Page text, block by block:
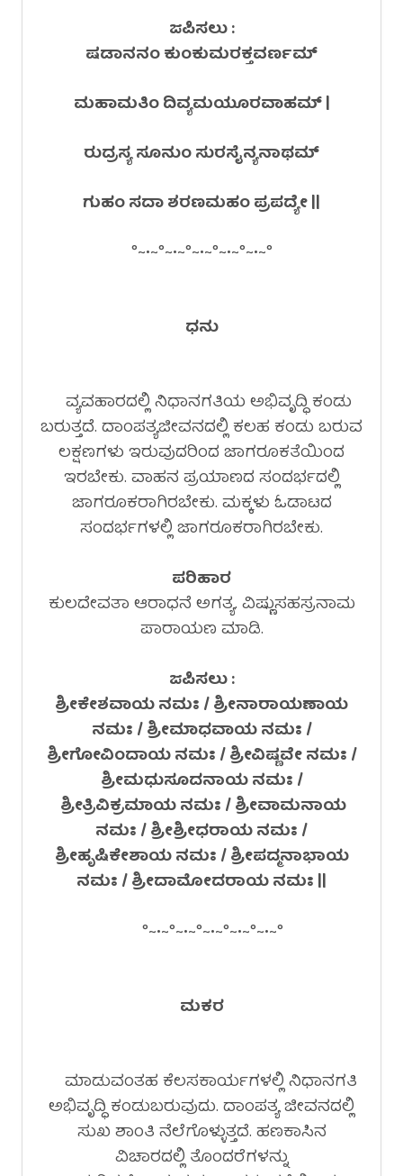
ಜಪಿಸಲು :
ಷಡಾನನಂ ಕುಂಕುಮರಕ್ತವರ್ಣಮ್
ಮಹಾಮತಿಂ ದಿವ್ಯಮಯೂರವಾಹಮ್ |
ರುದ್ರಸ್ಯ ಸೂನುಂ ಸುರಸೈನ್ಯನಾಥಮ್
ಗುಹಂ ಸದಾ ಶರಣಮಹಂ ಪ್ರಪದ್ಯೇ ||
°~•~°~•~°~•~°~•~°~•~°
ಧನು
ವ್ಯವಹಾರದಲ್ಲಿ ನಿಧಾನಗತಿಯ ಅಭಿವೃದ್ಧಿ ಕಂಡು
ಬರುತ್ತದೆ. ದಾಂಪತ್ಯಜೀವನದಲ್ಲಿ ಕಲಹ ಕಂಡು ಬರುವ
ಲಕ್ಷಣಗಳು ಇರುವುದರಿಂದ ಜಾಗರೂಕತೆಯಿಂದ
ಇರಬೇಕು. ವಾಹನ ಪ್ರಯಾಣದ ಸಂದರ್ಭದಲ್ಲಿ
ಜಾಗರೂಕರಾಗಿರಬೇಕು. ಮಕ್ಕಳು ಓಡಾಟದ
ಸಂದರ್ಭಗಳಲ್ಲಿ ಜಾಗರೂಕರಾಗಿರಬೇಕು.
ಪರಿಹಾರ
ಕುಲದೇವತಾ ಆರಾಧನೆ ಅಗತ್ಯ. ವಿಷ್ಣುಸಹಸ್ರನಾಮ
ಪಾರಾಯಣ ಮಾಡಿ.
ಜಪಿಸಲು :
ಶ್ರೀಕೇಶವಾಯ ನಮಃ / ಶ್ರೀನಾರಾಯಣಾಯ
ನಮಃ / ಶ್ರೀಮಾಧವಾಯ ನಮಃ /
ಶ್ರೀಗೋವಿಂದಾಯ ನಮಃ / ಶ್ರೀವಿಷ್ಣವೇ ನಮಃ /
ಶ್ರೀಮಧುಸೂದನಾಯ ನಮಃ /
ಶ್ರೀತ್ರಿವಿಕ್ರಮಾಯ ನಮಃ / ಶ್ರೀವಾಮನಾಯ
ನಮಃ / ಶ್ರೀಶ್ರೀಧರಾಯ ನಮಃ /
ಶ್ರೀಹೃಷಿಕೇಶಾಯ ನಮಃ / ಶ್ರೀಪದ್ಮನಾಭಾಯ
ನಮಃ / ಶ್ರೀದಾಮೋದರಾಯ ನಮಃ ||
°~•~°~•~°~•~°~•~°~•~°
ಮಕರ
ಮಾಡುವಂತಹ ಕೆಲಸಕಾರ್ಯಗಳಲ್ಲಿ ನಿಧಾನಗತಿ
ಅಭಿವೃದ್ಧಿ ಕಂಡುಬರುವುದು. ದಾಂಪತ್ಯ ಜೀವನದಲ್ಲಿ
ಸುಖ ಶಾಂತಿ ನೆಲೆಗೊಳ್ಳುತ್ತದೆ. ಹಣಕಾಸಿನ
ವಿಚಾರದಲ್ಲಿ ತೊಂದರೆಗಳನ್ನು